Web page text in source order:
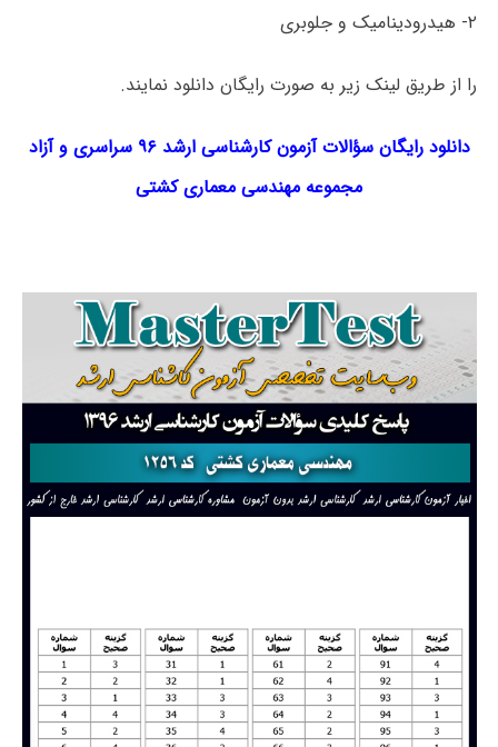
۲- هیدرودینامیک و جلوبری
را از طریق لینک‌ زیر به صورت رایگان دانلود نمایند.
دانلود رایگان سؤالات آزمون کارشناسی ارشد ۹۶ سراسری و آزاد
مجموعه مهندسی معماری کشتی